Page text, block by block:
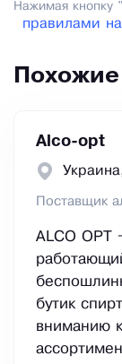
Нажимая кнопку
правилами
Alco-opt
Поставщик
ALCO OPT
бутик
вниманию